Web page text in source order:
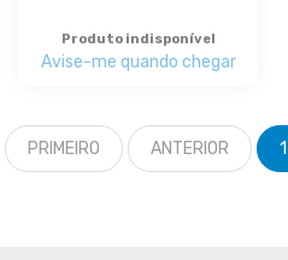
Produto indisponível
Avise-me quando chegar
PRIMEIRO ANTERIOR 1